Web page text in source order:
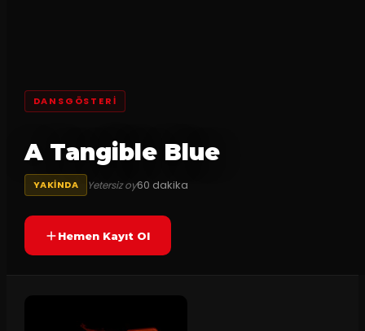
DANSGÖSTERI
A Tangible Blue
YAKINDA Yetersiz oy60 dakika
Hemen Kayıt Ol